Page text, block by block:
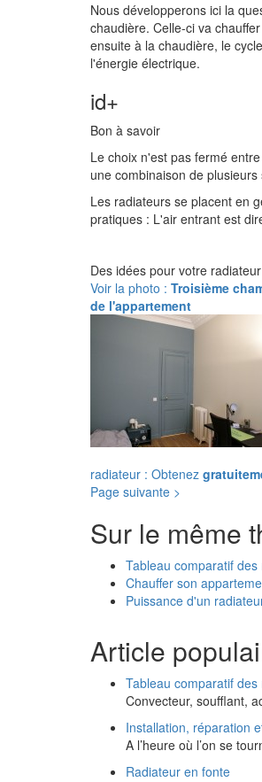
Nous développerons ici la
chaudière. Celle-ci va
ensuite à la chaudière, le
l'énergie électrique.
id+
Bon à savoir
Le choix n'est pas fermé
une combinaison de
Les radiateurs se placent en
pratiques : L'air entrant est
Des idées pour votre radiateur
Voir la photo : Troisième
de l'appartement
radiateur : Obtenez
Page suivante >
Sur le même
Tableau comparatif
Chauffer son
Puissance d'un
Article
Tableau comparatif
Convecteur, soufflant,
Installation, réparation
A l’heure où l’on se
Radiateur en fonte